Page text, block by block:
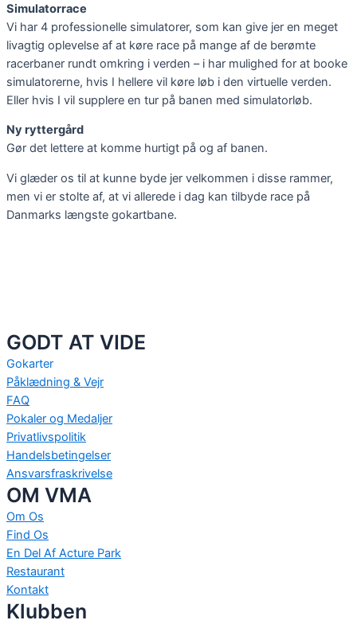
Simulatorrace
Vi har 4 professionelle simulatorer, som kan give jer en meget
livagtig oplevelse af at køre race på mange af de berømte
racerbaner rundt omkring i verden – i har mulighed for at booke
simulatorerne, hvis I hellere vil køre løb i den virtuelle verden.
Eller hvis I vil supplere en tur på banen med simulatorløb.
Ny ryttergård
Gør det lettere at komme hurtigt på og af banen.
Vi glæder os til at kunne byde jer velkommen i disse rammer,
men vi er stolte af, at vi allerede i dag kan tilbyde race på
Danmarks længste gokartbane.
GODT AT VIDE
Gokarter
Påklædning & Vejr
FAQ
Pokaler og Medaljer
Privatlivspolitik
Handelsbetingelser
Ansvarsfraskrivelse
OM VMA
Om Os
Find Os
En Del Af Acture Park
Restaurant
Kontakt
Klubben